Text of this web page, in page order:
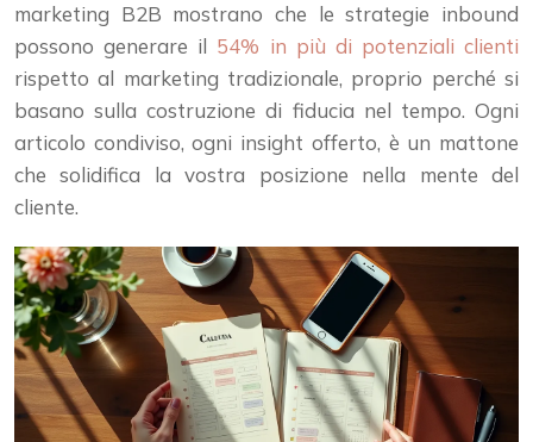
marketing B2B mostrano che le strategie inbound
possono generare il 54% in più di potenziali clienti
rispetto al marketing tradizionale, proprio perché si
basano sulla costruzione di fiducia nel tempo. Ogni
articolo condiviso, ogni insight offerto, è un mattone
che solidifica la vostra posizione nella mente del
cliente.